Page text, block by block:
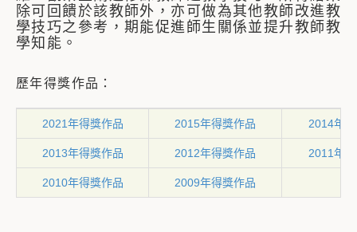
除可回饋於該教師外，亦可做為其他教師改進教
學技巧之參考，期能促進師生關係並提升教師教
學知能。
歷年得獎作品：
2021年得獎作品 2015年得獎作品 2014年
2013年得獎作品 2012年得獎作品 2011年
2010年得獎作品 2009年得獎作品